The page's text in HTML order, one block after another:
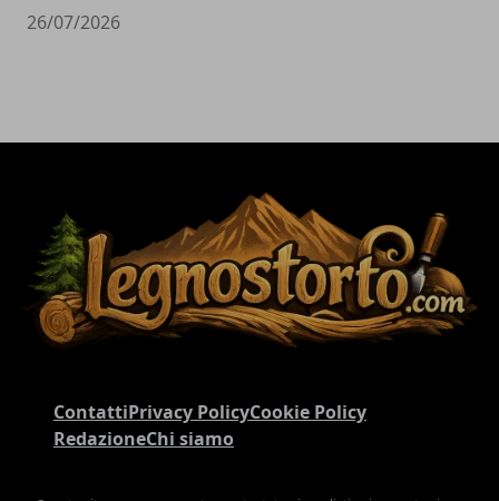
26/07/2026
ContattiPrivacy PolicyCookie Policy
RedazioneChi siamo